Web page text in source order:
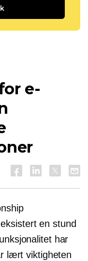
e-
en stund
har
lært viktigheten